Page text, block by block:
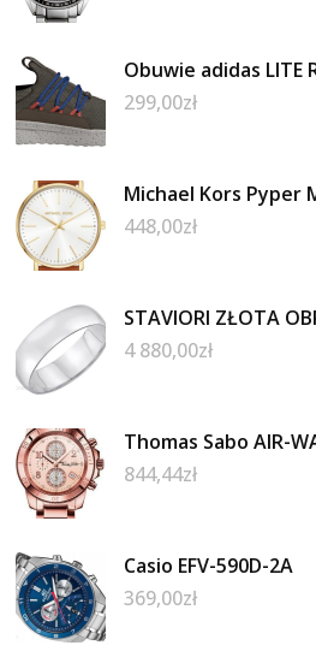
Obuwie adidas LITE
299,00zł
Michael Kors Pyper
448,00zł
STAVIORI ZŁOTA
4 880,00zł
Thomas Sabo AIR-
844,44zł
Casio EFV-590D-2A
369,00zł